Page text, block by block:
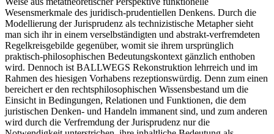
Wesensmerkmale des juridisch-prudentiellen Denkens. Durch die
Modellierung der Jurisprudenz als technizistische Metapher sieht
man sich ihr in einem verselbständigten und abstrakt-verfremdeten
Regelkreisgebilde gegenüber, womit sie ihrem ursprünglich
praktisch-philosophischen Bedeutungskontext gänzlich enthoben
wird. Dennoch ist BALLWEGS Rekonstruktion lehrreich und im
Rahmen des hiesigen Vorhabens rezeptionswürdig. Denn zum einen
bereichert er den rechtsphilosophischen Wissensbestand um die
Einsicht in Bedingungen, Relationen und Funktionen, die dem
juristischen Denken- und Handeln immanent sind, und zum anderen
wird durch die Verfremdung der Jurisprudenz nur die